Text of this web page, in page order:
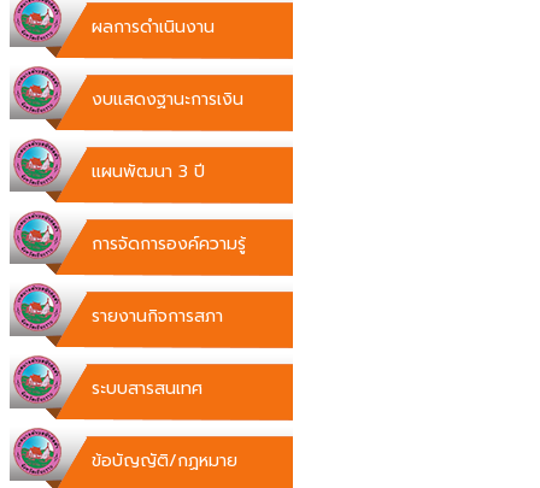
ผลการดำเนินงาน
งบแสดงฐานะการเงิน
แผนพัฒนา 3 ปี
การจัดการองค์ความรู้
รายงานกิจการสภา
ระบบสารสนเทศ
ข้อบัญญัติ/กฏหมาย